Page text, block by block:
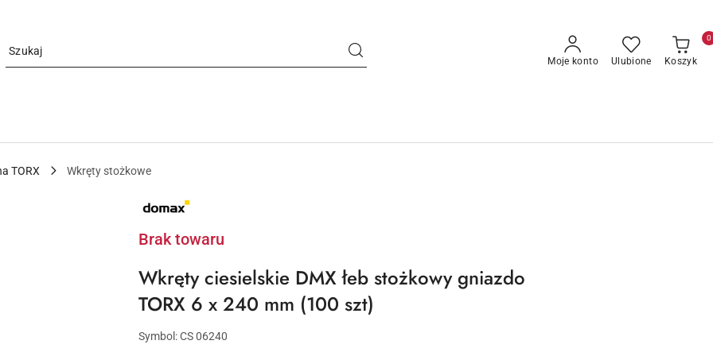
Moje konto Ulubione Koszyk
0
TORX Wkręty stożkowe
NAZWA
PRODUCENTA:
Brak towaru
Wkręty ciesielskie DMX łeb stożkowy gniazdo
TORX 6 x 240 mm (100 szt)
Symbol:CS 06240